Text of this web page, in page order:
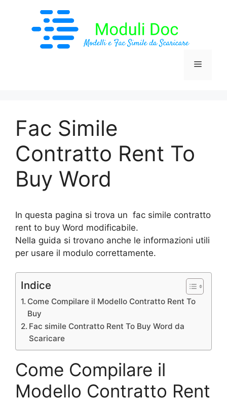
contenuto
Menu
Fac Simile
Contratto Rent To
Buy Word
In questa pagina si trova un fac simile contratto
rent to buy Word modificabile.
Nella guida si trovano anche le informazioni utili
per usare il modulo correttamente.
Indice
Come Compilare il Modello Contratto Rent To
Buy
Fac simile Contratto Rent To Buy Word da
Scaricare
Come Compilare il
Modello Contratto Rent